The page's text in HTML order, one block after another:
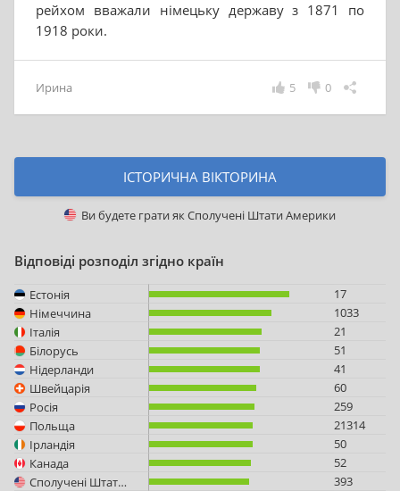
рейхом вважали німецьку державу з 1871 по
1918 роки.
Ирина 0
5
ІСТОРИЧНА ВІКТОРИНА
Ви будете грати якСполучені Штати Америки
Відповіді розподіл згідно країн
Естонія
17
Німеччина
1033
Італія
21
Білорусь
51
Нідерланди
41
Швейцарія
60
Росія
259
Польща
21314
Ірландія
50
Канада
52
Сполучені Штати Америки
393